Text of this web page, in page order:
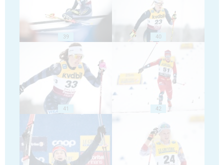
39 40
41 42